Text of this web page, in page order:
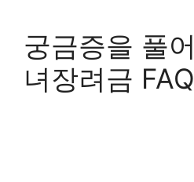
궁금증을 풀
녀장려금 FAQ